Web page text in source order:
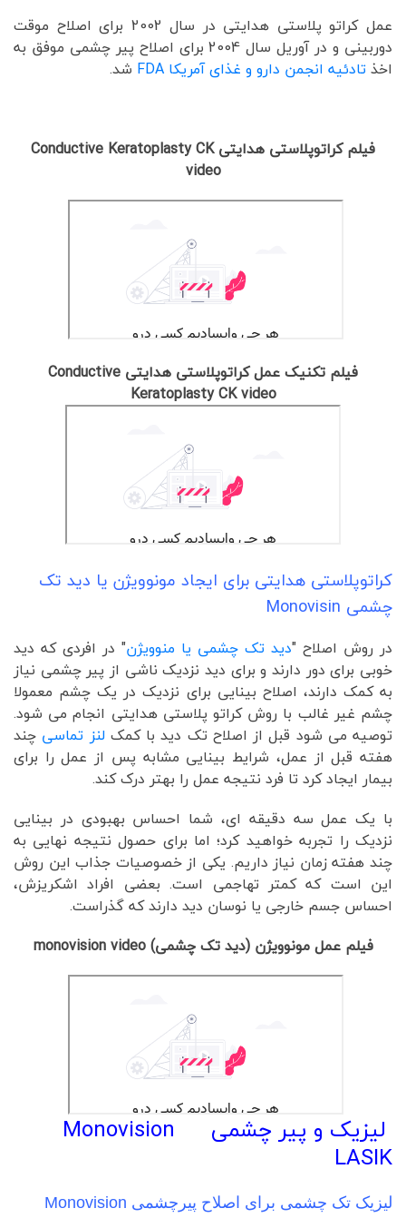
عمل کراتو پلاستی هدایتی در سال 2002 برای اصلاح موقت
دوربینی و در آوریل سال 2004 برای اصلاح پیر چشمی موفق به
اخذتادئیه انجمن دارو و غذای آمریکا FDA شد.
فیلم کراتوپلاستی هدایتی Conductive Keratoplasty CK
video
فیلم تکنیک عمل کراتوپلاستی هدایتی Conductive
Keratoplasty CK video
کراتوپلاستی هدایتی برای ایجاد مونوویژن یا دید تک
چشمی Monovisin
در روش اصلاح "دید تک چشمی یا منوویژن" در افردی که دید
خوبی برای دور دارند و برای دید نزدیک ناشی از پیر چشمی نیاز
به کمک دارند، اصلاح بینایی برای نزدیک در یک چشم معمولا
چشم غیر غالب با روش کراتو پلاستی هدایتی انجام می شود.
توصیه می شود قبل از اصلاح تک دید با کمک لنز تماسی چند
هفته قبل از عمل، شرایط بینایی مشابه پس از عمل را برای
بیمار ایجاد کرد تا فرد نتیجه عمل را بهتر درک کند.
با یک عمل سه دقیقه ای، شما احساس بهبودی در بینایی
نزدیک را تجربه خواهید کرد؛ اما برای حصول نتیجه نهایی به
چند هفته زمان نیاز داریم. یکی از خصوصیات جذاب این روش
این است که کمتر تهاجمی است. بعضی افراد اشکریزش،
احساس جسم خارجی یا نوسان دید دارند که گذراست.
فیلم عمل مونوویژن (دید تک چشمی) monovision video
لیزیک و پیر چشمی Monovision
LASIK
لیزیک تک چشمی برای اصلاح پیرچشمی Monovision